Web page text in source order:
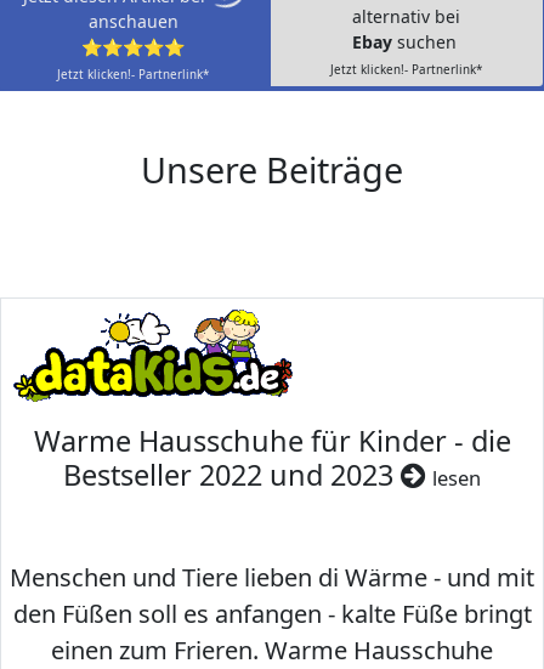
anschauen
⭐⭐⭐⭐⭐
Jetzt klicken!- Partnerlink*
alternativ bei
Ebay suchen
Jetzt klicken!- Partnerlink*
Unsere Beiträge
Warme Hausschuhe für Kinder - die
Bestseller 2022 und 2023
lesen
Menschen und Tiere lieben di Wärme - und mit
den Füßen soll es anfangen - kalte Füße bringt
einen zum Frieren. Warme Hausschuhe